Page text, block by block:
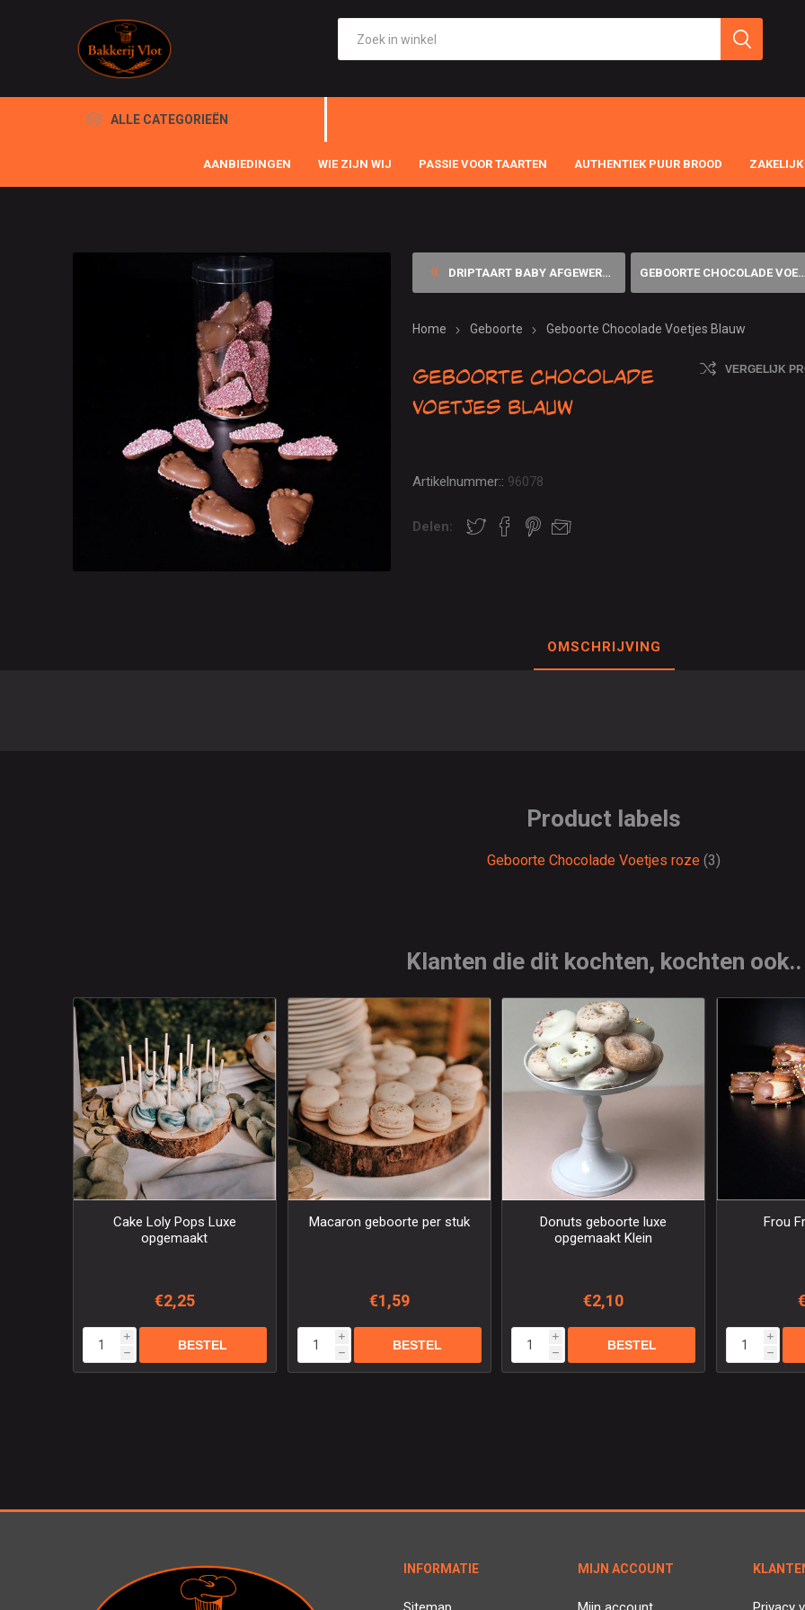
ALLE CATEGORIEËN
AANBIEDINGEN WIE ZIJN WIJ PASSIE VOOR TAARTEN AUTHENTIEK PUUR BROOD ZAKELIJK
DRIPTAART BABY AFGEWERKING ... GEBOORTE CHOCOLADE VOETJES ...
Home Geboorte Geboorte Chocolade Voetjes Blauw
Geboorte Chocolade
Voetjes Blauw
VERGELIJK
Artikelnummer:: 96078
Delen:
OMSCHRIJVING
Product labels
Geboorte Chocolade Voetjes roze (3)
Klanten die dit kochten, kochten ook..
Cake Loly Pops Luxe
opgemaakt
€2,25
i
h
Macaron geboorte per stuk
€1,59
i
h
Donuts geboorte luxe
opgemaakt Klein
€2,10
i
h
Frou
i
h
INFORMATIE MIJN ACCOUNT